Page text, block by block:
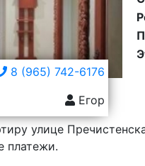
8 (965) 742-6176
Егор
улице
платежи.